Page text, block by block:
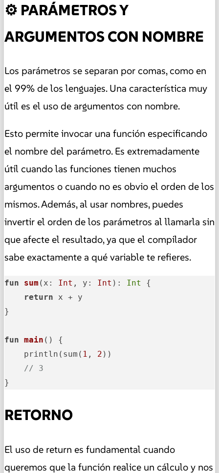
⚙️ PARÁMETROS Y
ARGUMENTOS CON NOMBRE
Los parámetros se separan por comas, como en
el 99% de los lenguajes. Una característica muy
útil es el uso de argumentos con nombre.
Esto permite invocar una función especificando
el nombre del parámetro. Es extremadamente
útil cuando las funciones tienen muchos
argumentos o cuando no es obvio el orden de los
mismos. Además, al usar nombres, puedes
invertir el orden de los parámetros al llamarla sin
que afecte el resultado, ya que el compilador
sabe exactamente a qué variable te refieres.
fun sum (x: Int , y: Int ) : Int
{
return x + y
}
fun main ()
{
    println(sum(
1 , 2 ))
// 3
}
RETORNO
El uso de return es fundamental cuando
queremos que la función realice un cálculo y nos